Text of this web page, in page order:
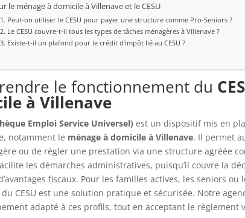
le ménage à domicile à Villenave et le CESU
Peut-on utiliser le CESU pour payer une structure comme Pro-Seniors ?
Le CESU couvre-t-il tous les types de tâches ménagères à Villenave ?
Existe-t-il un plafond pour le crédit d’impôt lié au CESU ?
le fonctionnement du
à Villenave
Emploi Service Universel) est un dispositif mis en
notamment le ménage à domicile à Villenave. Il permet
ou de régler une prestation via une structure agréée
les démarches administratives, puisqu’il couvre la
fiscaux. Pour les familles actives, les seniors ou
du CESU est une solution pratique et sécurisée. Notre
adapté à ces profils, tout en acceptant le règlement